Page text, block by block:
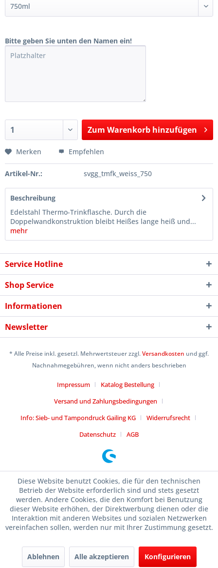
Bitte geben Sie unten den Namen ein!
Zum Warenkorb hinzufügen
Merken Empfehlen
Artikel-Nr.: svgg_tmfk_weiss_750
Beschreibung
Edelstahl Thermo-Trinkflasche. Durch die
Doppelwandkonstruktion bleibt Heißes lange heiß und...
mehr
Service Hotline
Shop Service
Informationen
Newsletter
* Alle Preise inkl. gesetzl. Mehrwertsteuer zzgl.Versandkosten und ggf.
Nachnahmegebühren, wenn nicht anders beschrieben
Impressum
Katalog Bestellung
Versand und Zahlungsbedingungen
Info: Sieb- und Tampondruck Gailing KG
Widerrufsrecht
Datenschutz
AGB
Diese Website benutzt Cookies, die für den technischen
Betrieb der Website erforderlich sind und stets gesetzt
werden. Andere Cookies, die den Komfort bei Benutzung
dieser Website erhöhen, der Direktwerbung dienen oder die
Interaktion mit anderen Websites und sozialen Netzwerken
vereinfachen sollen, werden nur mit Ihrer Zustimmung gesetzt.
Ablehnen Alle akzeptieren Konfigurieren